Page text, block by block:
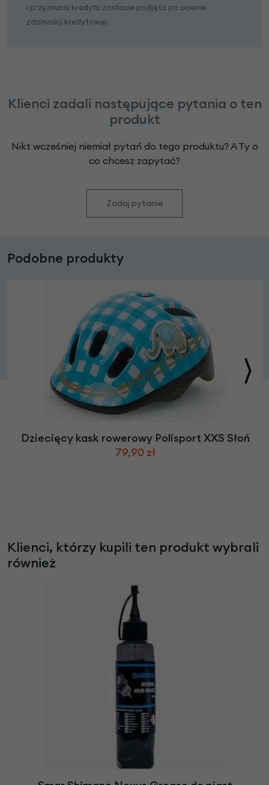
i przyznaniu kredytu zostanie podjęta po ocenie
zdolności kredytowej.
Klienci zadali następujące pytania o ten
produkt
Nikt wcześniej niemiał pytań do tego produktu? A Ty o
co chcesz zapytać?
Zadaj pytanie
Podobne produkty
Dziecięcy kask rowerowy Polisport XXS Słoń
79,90 zł
Klienci, którzy kupili ten produkt wybrali
również